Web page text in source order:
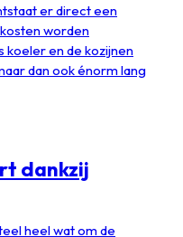
er direct een
worden
koeler en de kozijnen
dan ook énorm lang
dankzij
heel wat om de